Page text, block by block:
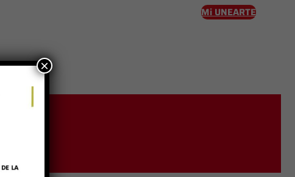
Mi UNEARTE
Ingreso ×